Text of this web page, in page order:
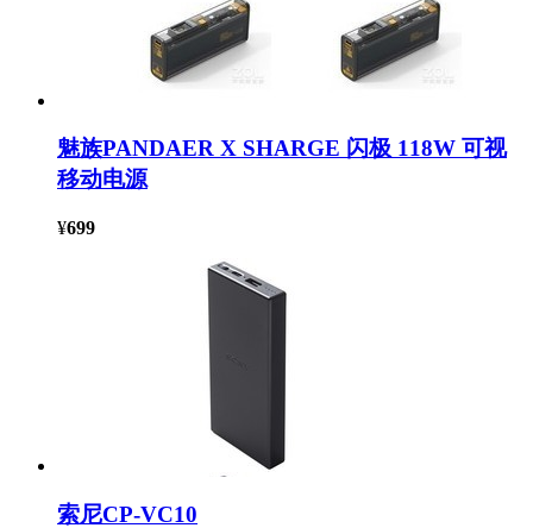
魅族PANDAER X SHARGE 闪极 118W 可视
移动电源
¥699
索尼CP-VC10